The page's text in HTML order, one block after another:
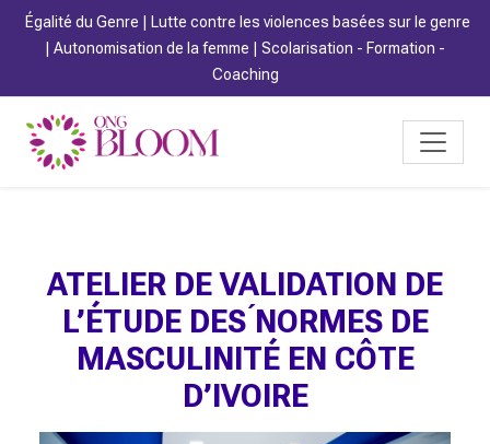
Égalité du Genre | Lutte contre les violences basées sur le genre
| Autonomisation de la femme | Scolarisation - Formation -
Coaching
ATELIER DE VALIDATION DE
L’ÉTUDE DES ́NORMES DE
MASCULINITÉ EN CÔTE
D’IVOIRE